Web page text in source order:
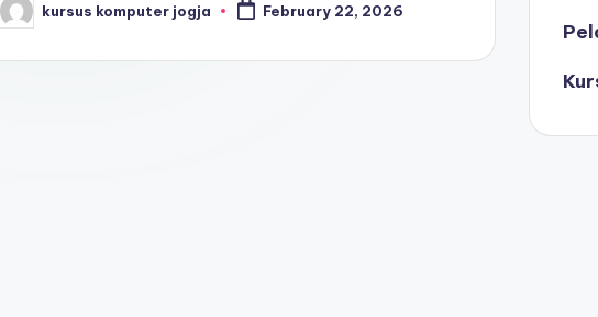
kursus komputer jogja February 22, 2026